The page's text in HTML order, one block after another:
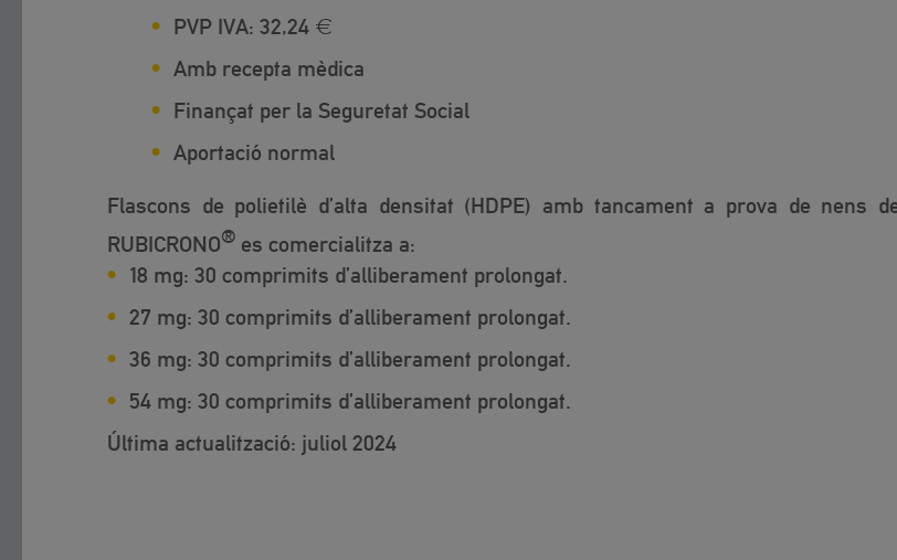
PVP IVA: 32,24 €
Amb recepta mèdica
Finançat per la Seguretat Social
Aportació normal
Flascons de polietilè d’alta densitat (HDPE) amb tancament a prova de nens
RUBICRONO® es comercialitza a:
18 mg: 30 comprimits d’alliberament prolongat.
27 mg: 30 comprimits d’alliberament prolongat.
36 mg: 30 comprimits d’alliberament prolongat.
54 mg: 30 comprimits d’alliberament prolongat.
Última actualització: juliol 2024